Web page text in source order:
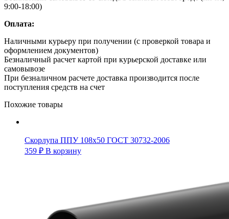
9:00-18:00)
Оплата:
Наличными курьеру при получении (с проверкой товара и
оформлением документов)
Безналичный расчет картой при курьерской доставке или
самовывозе
При безналичном расчете доставка производится после
поступления средств на счет
Похожие товары
Скорлупа ППУ 108х50 ГОСТ 30732-2006
359 ₽ В корзину